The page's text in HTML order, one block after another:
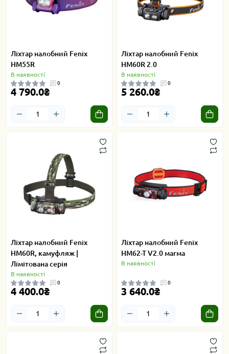
Ліхтар налобний Fenix
HM55R
В наявності
0
4 790.0₴
Ліхтар налобний Fenix
HM60R 2.0
В наявності
0
5 260.0₴
Ліхтар налобний Fenix
HM60R, камуфляж |
Лімітована серія
В наявності
0
4 400.0₴
Ліхтар налобний Fenix
HM62-T V2.0 магма
В наявності
0
3 640.0₴